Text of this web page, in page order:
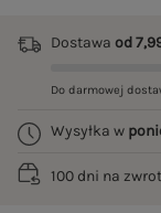
Dostawaod
Do darmowej
Wysyłka w
100 dni na zwrot